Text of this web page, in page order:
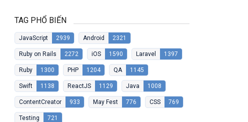
TAG PHỔ BIẾN
JavaScript 2939 Android 2321
Ruby on Rails 2272 iOS 1590 Laravel 1397
Ruby 1300 PHP 1204 QA 1145
Swift 1138 ReactJS 1129 Java 1008
ContentCreator 933 May Fest 776 CSS 769
Testing 721